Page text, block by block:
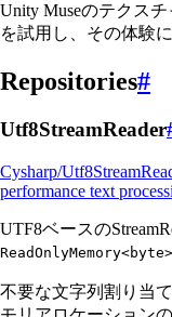
Unity Museのテクス
を試用し、その体験
Repositories#
Utf8StreamReader
Cysharp/
performance text
UTF8ベースの
ReadOnlyMemory<byte>
不要な文字列割り当